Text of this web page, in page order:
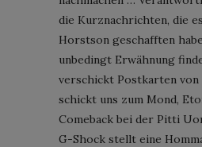
die Kurznachrichten, die
Horstson geschafften
unbedingt Erwähnung
verschickt Postkarten von
schickt uns zum Mond,
Comeback bei der Pitti
G-Shock stellt eine